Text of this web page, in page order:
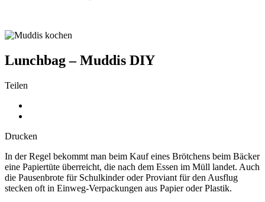
Lunchbag – Muddis DIY
Teilen
Drucken
In der Regel bekommt man beim Kauf eines Brötchens beim Bäcker
eine Papiertüte überreicht, die nach dem Essen im Müll landet. Auch
die Pausenbrote für Schulkinder oder Proviant für den Ausflug
stecken oft in Einweg-Verpackungen aus Papier oder Plastik.